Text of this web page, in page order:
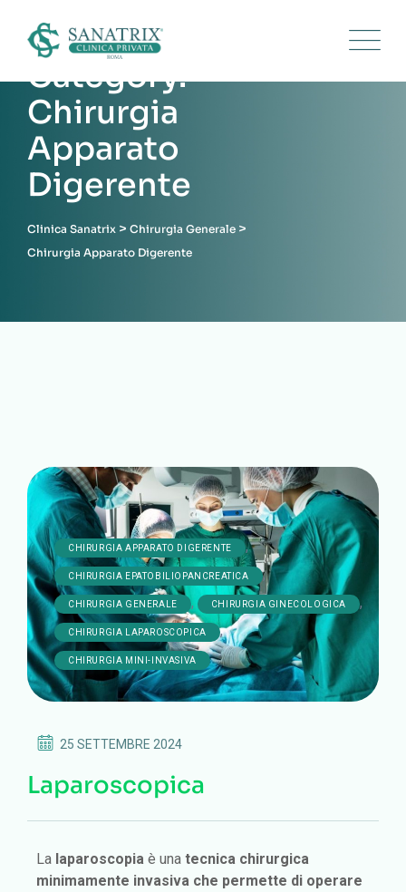
Category:
Chirurgia
Apparato
Digerente
Clinica Sanatrix > Chirurgia Generale >
Chirurgia Apparato Digerente
CHIRURGIA APPARATO DIGERENTE ,
CHIRURGIA EPATOBILIOPANCREATICA ,
CHIRURGIA GENERALE , CHIRURGIA GINECOLOGICA ,
CHIRURGIA LAPAROSCOPICA ,
CHIRURGIA MINI-INVASIVA
25 SETTEMBRE 2024
Laparoscopica
La laparoscopia è una tecnica chirurgica
minimamente invasiva che permette di operare